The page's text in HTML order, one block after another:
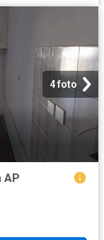
4 foto
AP